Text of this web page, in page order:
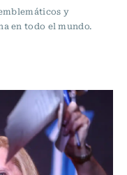
y
en todo el mundo.